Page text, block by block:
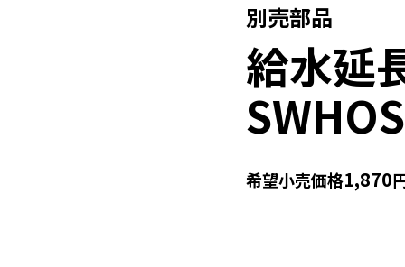
別売部品
給水延
希望小売価格1,870